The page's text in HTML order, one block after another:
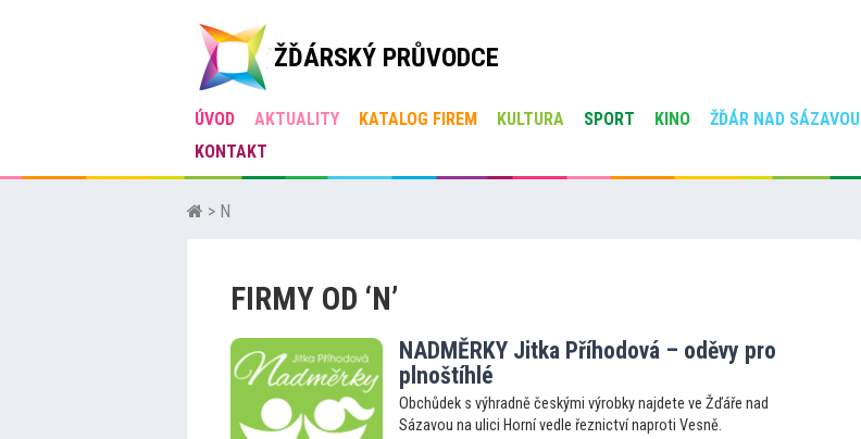
ŽĎÁRSKÝ PRŮVODCE
ÚVOD AKTUALITY KATALOG FIREM KULTURA SPORT KINO ŽĎÁR NAD SÁZAVOU
KONTAKT
> N
FIRMY OD ‘N’
NADMĚRKY Jitka Příhodová – oděvy pro
plnoštíhlé
Obchůdek s výhradně českými výrobky najdete ve Žďáře nad
Sázavou na ulici Horní vedle řeznictví naproti Vesně.